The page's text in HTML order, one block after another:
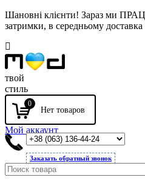
Шановні клієнти! Зараз ми
затримки, в середньому доставка
твой
стиль
0
Мой аккаунт
Заказать обратный звонок